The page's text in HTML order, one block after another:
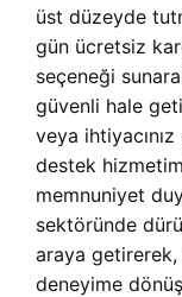
üst düzeyde
gün ücretsiz
seçeneği
güvenli hale
veya
destek
memnuniyet
sektöründe
araya getirerek,
deneyime